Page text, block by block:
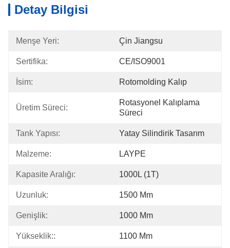
Detay Bilgisi
Menşe Yeri: Çin Jiangsu
Sertifika: CE/ISO9001
İsim: Rotomolding Kalıp
Üretim Süreci:
Rotasyonel Kalıplama
Süreci
Tank Yapısı: Yatay Silindirik Tasarım
Malzeme: LAYPE
Kapasite Aralığı: 1000L (1T)
Uzunluk: 1500 Mm
Genişlik: 1000 Mm
Yükseklik:: 1100 Mm